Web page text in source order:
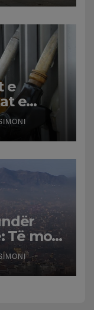
e
e
naftën
Të mos
e